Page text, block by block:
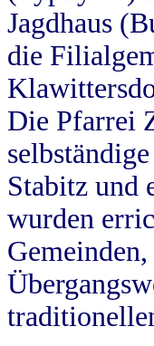
Jagdhaus
die
Die Pfarrei
Stabitz und
wurden